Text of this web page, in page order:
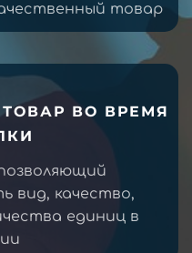
товар
ВО ВРЕМЯ
вид, качество,
единиц в